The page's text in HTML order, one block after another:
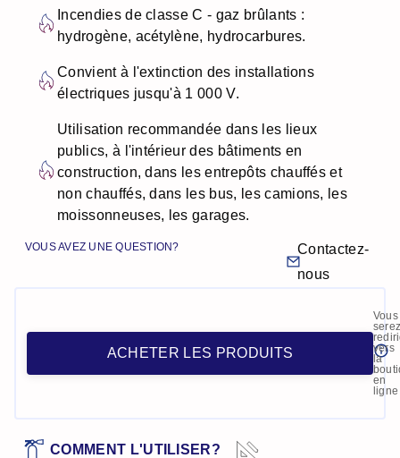
Incendies de classe C - gaz brûlants :
hydrogène, acétylène, hydrocarbures.
Convient à l'extinction des installations
électriques jusqu'à 1 000 V.
Utilisation recommandée dans les lieux
publics, à l'intérieur des bâtiments en
construction, dans les entrepôts chauffés et
non chauffés, dans les bus, les camions, les
moissonneuses, les garages.
ACHETER LES PRODUITS
Vous
vers
la
en
ligne
VOUS AVEZ UNE QUESTION?
Contactez-
nous
COMMENT L'UTILISER?